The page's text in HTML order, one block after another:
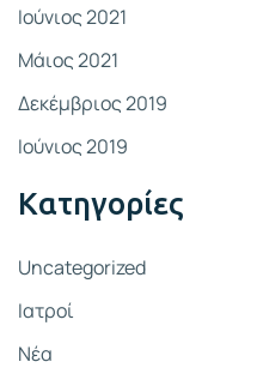
Ιούνιος 2021
Μάιος 2021
Δεκέμβριος 2019
Ιούνιος 2019
Kατηγορίες
Uncategorized
Ιατροί
Νέα